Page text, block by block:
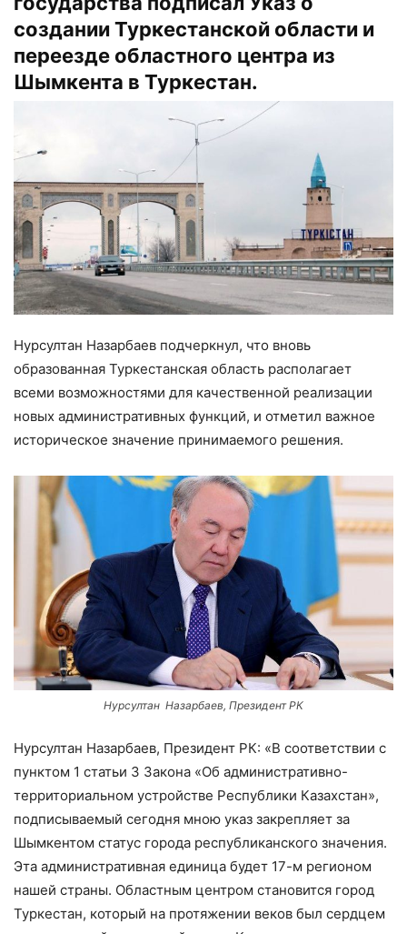
создании Туркестанской области и
переезде областного центра из
Шымкента в Туркестан.
Нурсултан Назарбаев подчеркнул, что вновь
образованная Туркестанская область располагает
всеми возможностями для качественной реализации
новых административных функций, и отметил важное
историческое значение принимаемого решения.
Нурсултан Назарбаев, Президент РК
Нурсултан Назарбаев, Президент РК: «В соответствии с
пунктом 1 статьи 3 Закона «Об административно-
территориальном устройстве Республики Казахстан»,
подписываемый сегодня мною указ закрепляет за
Шымкентом статус города республиканского значения.
Эта административная единица будет 17-м регионом
нашей страны. Областным центром становится город
Туркестан, который на протяжении веков был сердцем